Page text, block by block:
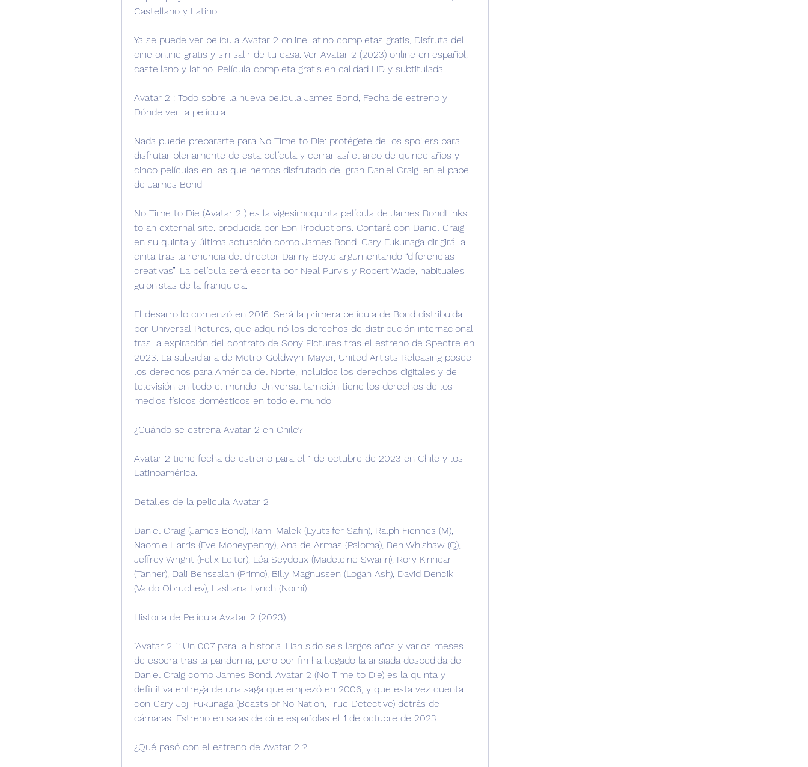
Castellano y Latino.
Ya se puede ver película Avatar 2 online latino completas gratis, Disfruta del
cine online gratis y sin salir de tu casa. Ver Avatar 2 (2023) online en español,
castellano y latino. Película completa gratis en calidad HD y subtitulada.
Avatar 2 : Todo sobre la nueva película James Bond, Fecha de estreno y
Dónde ver la película
Nada puede prepararte para No Time to Die: protégete de los spoilers para
disfrutar plenamente de esta película y cerrar así el arco de quince años y
cinco películas en las que hemos disfrutado del gran Daniel Craig. en el papel
de James Bond.
No Time to Die (Avatar 2 ) es la vigesimoquinta película de James BondLinks
to an external site. producida por Eon Productions. Contará con Daniel Craig
en su quinta y última actuación como James Bond. Cary Fukunaga dirigirá la
cinta tras la renuncia del director Danny Boyle argumentando “diferencias
creativas”. La película será escrita por Neal Purvis y Robert Wade, habituales
guionistas de la franquicia.
El desarrollo comenzó en 2016. Será la primera película de Bond distribuida
por Universal Pictures, que adquirió los derechos de distribución internacional
tras la expiración del contrato de Sony Pictures tras el estreno de Spectre en
2023. La subsidiaria de Metro-Goldwyn-Mayer, United Artists Releasing posee
los derechos para América del Norte, incluidos los derechos digitales y de
televisión en todo el mundo. Universal también tiene los derechos de los
medios físicos domésticos en todo el mundo.
¿Cuándo se estrena Avatar 2 en Chile?
Avatar 2 tiene fecha de estreno para el 1 de octubre de 2023 en Chile y los
Latinoamérica.
Detalles de la pelicula Avatar 2
Daniel Craig (James Bond), Rami Malek (Lyutsifer Safin), Ralph Fiennes (M),
Naomie Harris (Eve Moneypenny), Ana de Armas (Paloma), Ben Whishaw (Q),
Jeffrey Wright (Felix Leiter), Léa Seydoux (Madeleine Swann), Rory Kinnear
(Tanner), Dali Benssalah (Primo), Billy Magnussen (Logan Ash), David Dencik
(Valdo Obruchev), Lashana Lynch (Nomi)
Historia de Película Avatar 2 (2023)
“Avatar 2 ”: Un 007 para la historia. Han sido seis largos años y varios meses
de espera tras la pandemia, pero por fin ha llegado la ansiada despedida de
Daniel Craig como James Bond. Avatar 2 (No Time to Die) es la quinta y
definitiva entrega de una saga que empezó en 2006, y que esta vez cuenta
con Cary Joji Fukunaga (Beasts of No Nation, True Detective) detrás de
cámaras. Estreno en salas de cine españolas el 1 de octubre de 2023.
¿Qué pasó con el estreno de Avatar 2 ?